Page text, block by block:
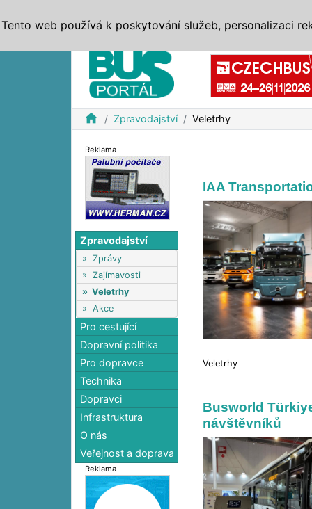
home Zpravodajství Veletrhy
Reklama
Zpravodajství
» Zprávy
» Zajímavosti
» Veletrhy
» Akce
Pro cestující
Dopravní politika
Pro dopravce
Technika
Dopravci
Infrastruktura
O nás
Veřejnost a doprava
Reklama
IAA
Veletrhy
Busworld
návštěvníků
Tento web používá k poskytování služeb, personalizaci